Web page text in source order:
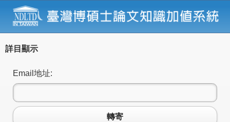
詳目顯示
Email地址:
轉寄